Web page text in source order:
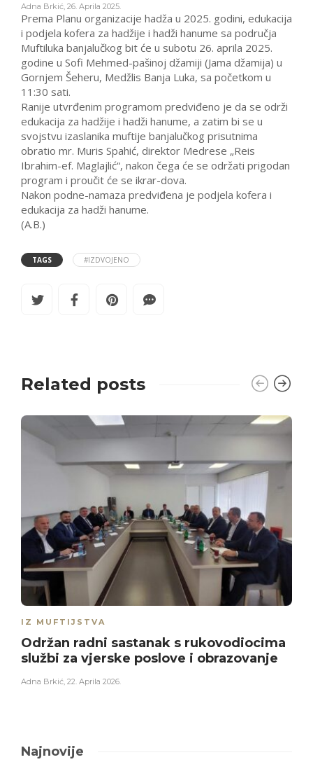
Adna Brkić 26. Aprila 2025.
Prema Planu organizacije hadža u 2025. godini, edukacija
i podjela kofera za hadžije i hadži hanume sa područja
Muftiluka banjalučkog bit će u subotu 26. aprila 2025.
godine u Sofi Mehmed-pašinoj džamiji (Jama džamija) u
Gornjem Šeheru, Medžlis Banja Luka, sa početkom u
11:30 sati.
Ranije utvrđenim programom predviđeno je da se održi
edukacija za hadžije i hadži hanume, a zatim bi se u
svojstvu izaslanika muftije banjalučkog prisutnima
obratio mr. Muris Spahić, direktor Medrese „Reis
Ibrahim-ef. Maglajlić“, nakon čega će se održati prigodan
program i proučit će se ikrar-dova.
Nakon podne-namaza predviđena je podjela kofera i
edukacija za hadži hanume.
(A.B.)
TAGS #IZDVOJENO
Related posts
IZ MUFTIJSTVA
Održan radni sastanak s rukovodiocima
službi za vjerske poslove i obrazovanje
Adna Brkić 22. Aprila 2026.
Najnovije